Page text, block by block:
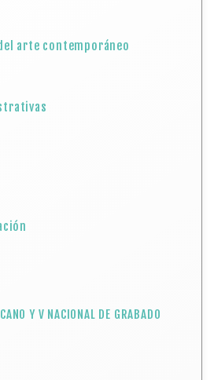
arte contemporáneo
Y V NACIONAL DE GRABADO